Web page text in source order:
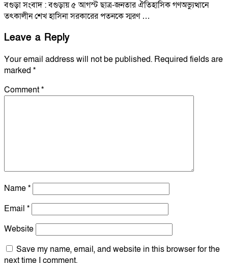
বগুড়া সংবাদ : বগুড়ায় ৫ আগস্ট ছাত্র-জনতার ঐতিহাসিক গণঅভ্যুত্থানে
তৎকালীন শেখ হাসিনা সরকারের পতনকে স্মরণ …
Leave a Reply
Your email address will not be published. Required fields are
marked *
Comment*
Name*
Email *
Website
Save my name, email, and website in this browser for the
next time I comment.